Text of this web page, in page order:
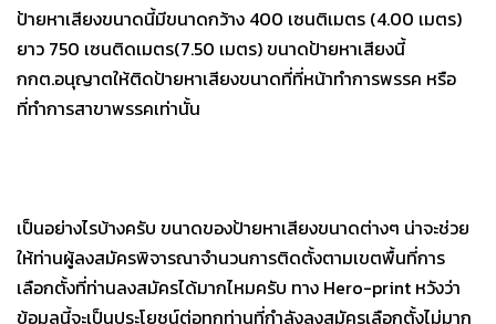
ป้ายหาเสียงขนาดนี้มีขนาดกว้าง 400 เซนติเมตร (4.00 เมตร)
ยาว 750 เซนติดเมตร(7.50 เมตร) ขนาดป้ายหาเสียงนี้
กกต.อนุญาตให้ติดป้ายหาเสียงขนาดที่ที่หน้าทำการพรรค หรือ
ที่ทำการสาขาพรรคเท่านั้น
เป็นอย่างไรบ้างครับ ขนาดของป้ายหาเสียงขนาดต่างๆ น่าจะช่วย
ให้ท่านผู้ลงสมัครพิจารณาจำนวนการติดตั้งตามเขตพื้นที่การ
เลือกตั้งที่ท่านลงสมัครได้มากไหมครับ ทาง Hero-print หวังว่า
ข้อมูลนี้จะเป็นประโยชน์ต่อทุกท่านที่กำลังลงสมัครเลือกตั้งไม่มาก